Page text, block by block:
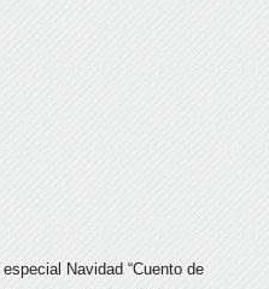
Navidad “Cuento de